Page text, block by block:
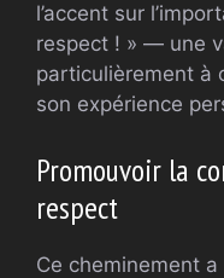
l’accent sur
respect ! » — une
particulièrement à
son expérience
Promouvoir la
respect
Ce cheminement a